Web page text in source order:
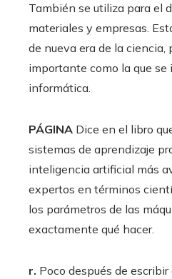
También se utiliza para el
materiales y empresas.
de nueva era de la ciencia,
importante como la que se
informática.
PÁGINA Dice en el libro
sistemas de aprendizaje
inteligencia artificial más
expertos en términos
los parámetros de las
exactamente qué hacer.
r. Poco después de